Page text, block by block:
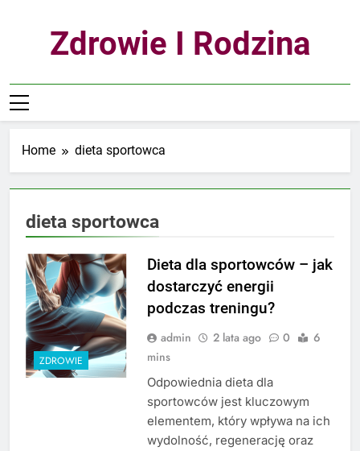
Zdrowie I Rodzina
Home dieta sportowca
dieta sportowca
ZDROWIE
Dieta dla sportowców – jak
dostarczyć energii
podczas treningu?
admin 2 lata ago 0
6
mins
Odpowiednia dieta dla
sportowców jest kluczowym
elementem, który wpływa na ich
wydolność, regenerację oraz